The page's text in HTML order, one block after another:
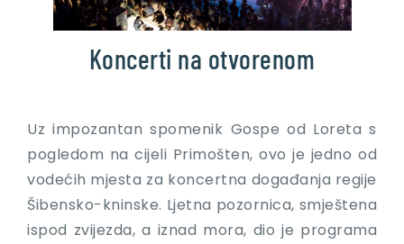
Koncerti na otvorenom
Uz impozantan spomenik Gospe od Loreta s
pogledom na cijeli Primošten, ovo je jedno od
vodećih mjesta za koncertna događanja regije
Šibensko-kninske. Ljetna pozornica, smještena
ispod zvijezda, a iznad mora, dio je programa